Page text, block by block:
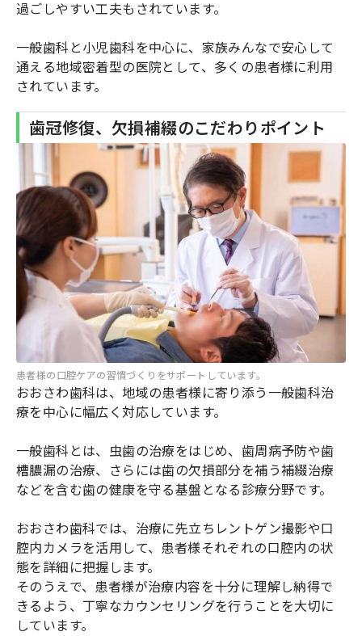
過ごしやすい工夫もされています。
一般歯科と小児歯科を中心に、家族みんなで安心して
通える地域密着型の医院として、多くの患者様に利用
されています。
歯冠修復、欠損補綴のこだわりポイント
患者様の口腔ケアの習慣づくりをサポートしています。
おおさわ歯科は、地域の患者様に寄り添う一般歯科治
療を中心に幅広く対応しています。
一般歯科とは、虫歯の治療をはじめ、歯周病予防や歯
槽膿漏の治療、さらには歯の欠損部分を補う補綴治療
などを含む歯の健康を守る基盤となる診療分野です。
おおさわ歯科では、治療に先立ちレントゲン撮影や口
腔内カメラを活用して、患者様それぞれの口腔内の状
態を詳細に把握します。
そのうえで、患者様が治療内容を十分に理解し納得で
きるよう、丁寧なカウンセリングを行うことを大切に
しています。